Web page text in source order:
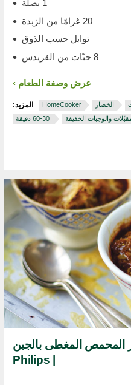
20 غرامًا من الزبدة
توابل حسب الذوق
عرض وصفة الطعام
المزيد: HomeCooker الخضار
‏ 30‏-60 دقيقة
والوجبات الخفيفة
المغطى بالجبن